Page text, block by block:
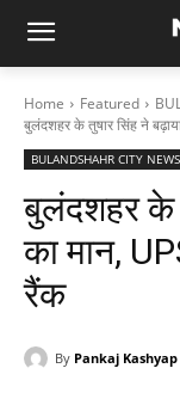
Home Featured
बुलंदशहर के तुषार सिंह ने
BULANDSHAHR CITY
बुलंदशहर के
का मान,
रैंक
By Pankaj Kashyap